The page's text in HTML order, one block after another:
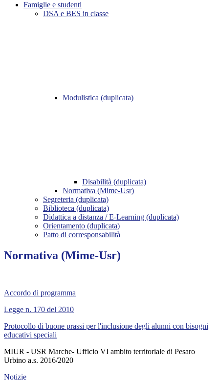
Famiglie e studenti
DSA e BES in classe
Modulistica (duplicata)
Disabilità (duplicata)
Normativa (Mime-Usr)
Segreteria (duplicata)
Biblioteca (duplicata)
Didattica a distanza / E-Learning (duplicata)
Orientamento (duplicata)
Patto di corresponsabilità
Normativa (Mime-Usr)
Accordo di programma
Legge n. 170 del 2010
Protocollo di buone prassi per l'inclusione degli alunni con bisogni
educativi speciali
MIUR - USR Marche- Ufficio VI ambito territoriale di Pesaro
Urbino a.s. 2016/2020
Notizie